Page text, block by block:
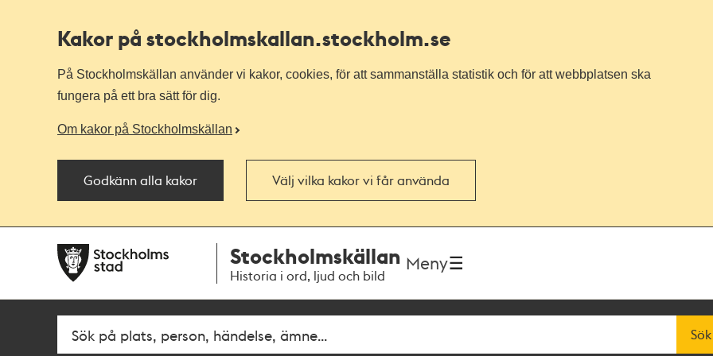
Kakor på stockholmskallan.stockholm.se
På Stockholmskällan använder vi kakor, cookies, för att sammanställa statistik och för att webbplatsen ska
fungera på ett bra sätt för dig.
Om kakor på Stockholmskällan
Godkänn alla kakor Välj vilka kakor vi får använda
navigationen
huvudinnehållet
Stockholmskällan
Historia i ord, ljud och bild
Meny
Fritextsök Sök